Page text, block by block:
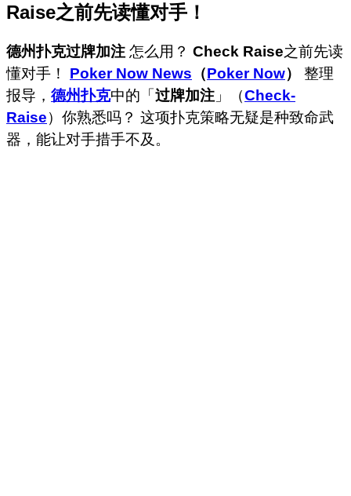
Raise之前先读懂对手！
德州扑克过牌加注 怎么用？ Check Raise之前先读
懂对手！ Poker Now News （Poker Now）
整理
报导， 德州扑克中的「过牌加注 」（Check-
Raise）你熟悉吗？ 这项扑克策略无疑是种致命武
器，能让对手措手不及。